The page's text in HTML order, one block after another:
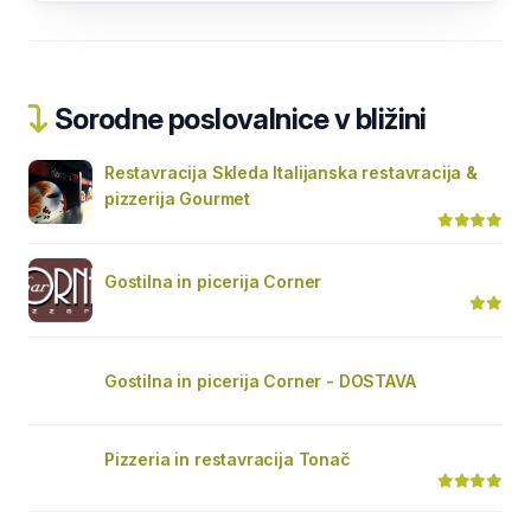
Sorodne poslovalnice v bližini
Restavracija Skleda Italijanska restavracija &
pizzerija Gourmet
Gostilna in picerija Corner
Gostilna in picerija Corner - DOSTAVA
Pizzeria in restavracija Tonač